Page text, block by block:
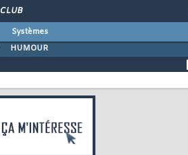
CLUB
Systèmes
HUMOUR